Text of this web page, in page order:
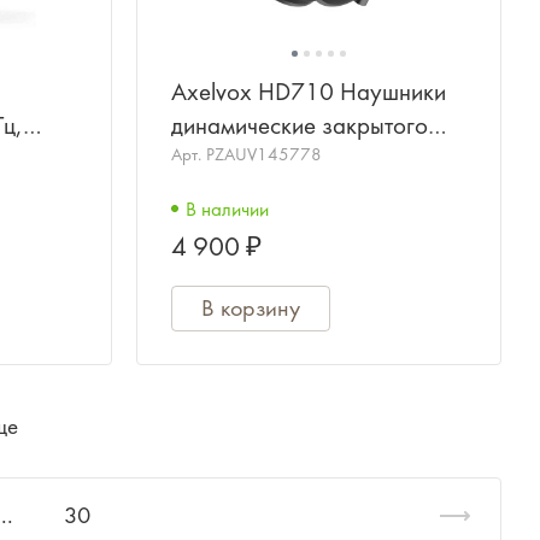
Axelvox HD710 Наушники
динамические закрытого
типа
Арт. PZAUV145778
В наличии
4 900 ₽
В корзину
30